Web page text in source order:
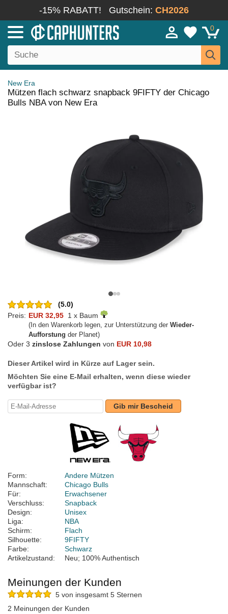
-15% RABATT! Gutschein: CH2026
0
New Era
Mützen flach schwarz snapback 9FIFTY der Chicago
Bulls NBA von New Era
(5.0)
Preis: EUR 32,95 1 x Baum
(In den Warenkorb legen, zur Unterstützung der Wieder-
Aufforstung der Planet)
Oder 3 zinslose Zahlungen von EUR 10,98
Dieser Artikel wird in Kürze auf Lager sein.
Möchten Sie eine E-Mail erhalten, wenn diese wieder
verfügbar ist?
Gib mir Bescheid
Form:
Andere Mützen
Mannschaft:
Chicago Bulls
Für:
Erwachsener
Verschluss:
Snapback
Design:
Unisex
Liga:
NBA
Schirm:
Flach
Silhouette:
9FIFTY
Farbe:
Schwarz
Artikelzustand:
Neu; 100% Authentisch
Meinungen der Kunden
5 von insgesamt 5 Sternen
2 Meinungen der Kunden